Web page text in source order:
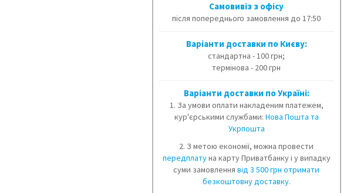
Cамовивіз з офісу
після попереднього замовлення до 17:50
Варіанти доставки по Києву:
стандартна - 100 грн;
термінова - 200 грн
Варіанти доставки по Україні:
1. За умови оплати накладеним платежем,
кур'єрськими службами: Нова Пошта та
Укрпошта
2. З метою економії, можна провести
передплатуна карту Приватбанку і у випадку
суми замовленнявід 3 500 грн отримати
безкоштовну доставку.